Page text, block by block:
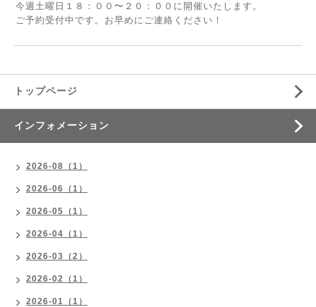
今週土曜日１８：００〜２０：００に開催いたします。
ご予約受付中です。お早めにご連絡ください！
トップページ
インフォメーション
2026-08（1）
2026-06（1）
2026-05（1）
2026-04（1）
2026-03（2）
2026-02（1）
2026-01（1）